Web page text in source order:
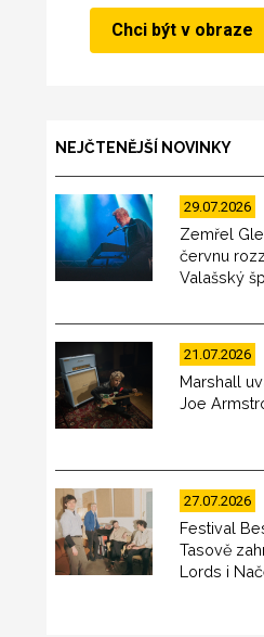
NEJČTENĚJŠÍ NOVINKY
29.07.2026
Zemřel
červnu
Valašský
21.07.2026
Marshall
Joe
27.07.2026
Festival
Tasově
Lords i